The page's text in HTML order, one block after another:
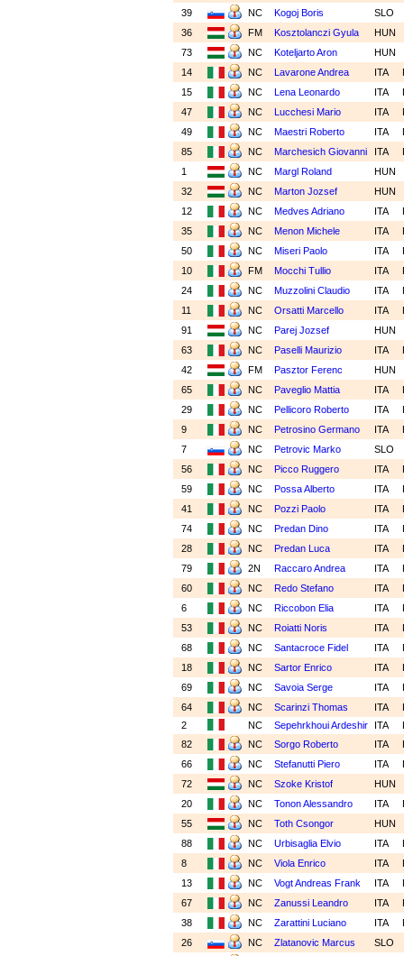
39
NC Kogoj Boris
SLO
36
FM Kosztolanczi Gyula
HUN
73
NC Koteljarto Aron
HUN
14
NC Lavarone Andrea ITA
15
NC Lena Leonardo ITA
47
NC Lucchesi Mario ITA
49
NC Maestri Roberto ITA
85
NC Marchesich Giovanni ITA
1
NC Margl Roland
HUN
32
NC Marton Jozsef
HUN
12
NC Medves Adriano ITA
35
NC Menon Michele ITA
50
NC Miseri Paolo ITA
10
FM Mocchi Tullio ITA
24
NC Muzzolini Claudio ITA
11
NC Orsatti Marcello ITA
91
NC Parej Jozsef
HUN
63
NC Paselli Maurizio ITA
42
FM Pasztor Ferenc
HUN
65
NC Paveglio Mattia ITA
29
NC Pellicoro Roberto ITA
9
NC Petrosino Germano ITA
7
NC Petrovic Marko
SLO
56
NC Picco Ruggero ITA
59
NC Possa Alberto ITA
41
NC Pozzi Paolo ITA
74
NC Predan Dino ITA
28
NC Predan Luca ITA
79
2N Raccaro Andrea ITA
60
NC Redo Stefano ITA
6
NC Riccobon Elia ITA
53
NC Roiatti Noris ITA
68
NC Santacroce Fidel ITA
18
NC Sartor Enrico ITA
69
NC Savoia Serge ITA
64
NC Scarinzi Thomas ITA
2
NC Sepehrkhoui Ardeshir ITA
82
NC Sorgo Roberto ITA
66
NC Stefanutti Piero ITA
72
NC Szoke Kristof
HUN
20
NC Tonon Alessandro ITA
55
NC Toth Csongor
HUN
88
NC Urbisaglia Elvio ITA
8
NC Viola Enrico ITA
13
NC Vogt Andreas Frank ITA
67
NC Zanussi Leandro ITA
38
NC Zarattini Luciano ITA
26
NC Zlatanovic Marcus SLO